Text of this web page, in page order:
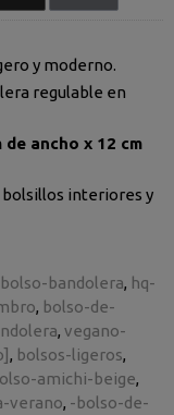
y moderno.
regulable en
ancho x 12 cm
interiores y
bolso-bandolera hq-
bolso-de-
vegano-
bolsos-ligeros
amichi-beige
verano -bolso-de-